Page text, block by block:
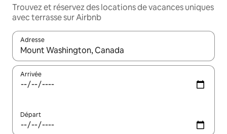
Trouvez et réservez des locations de vacances uniques
avec terrasse sur Airbnb
Adresse
Lorsque les résultats s'affichent, utilisez les flèches vers le
Arrivée
Départ